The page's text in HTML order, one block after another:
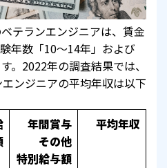
テランエンジニアは、賃金
年数「10～14年」および
。2022年の調査結果では、
エンジニアの平均年収は以下
年間賞与
その他
特別給与額
平均年収